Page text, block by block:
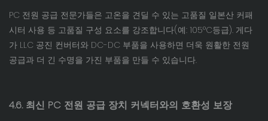
PC 전원 공급 전문가들은 고온을 견딜 수 있는 고품질 일본산 커패
시터 사용 등 고품질 구성 요소를 강조합니다(예: 105°C등급). 게다
가 LLC 공진 컨버터와 DC-DC 부품을 사용하면 더욱 원활한 전원
공급과 더 긴 수명을 가진 부품을 만들 수 있습니다.
4.6. 최신 PC 전원 공급 장치 커넥터와의 호환성 보장